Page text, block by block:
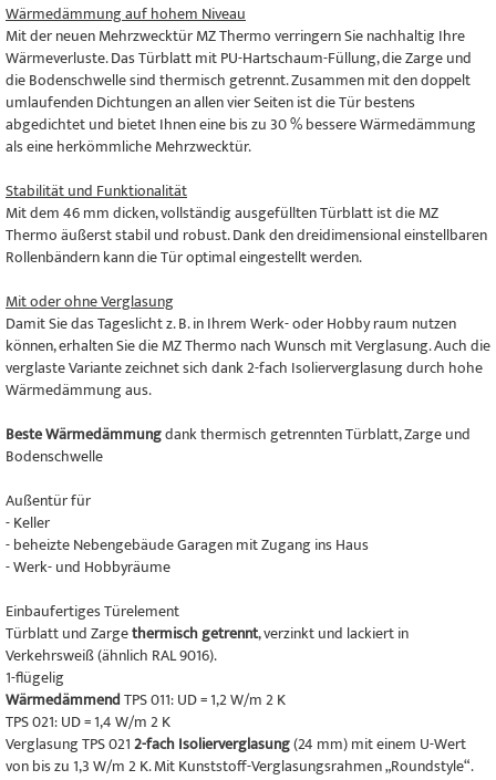
Wärmedämmung auf hohem Niveau
Mit der neuen Mehrzwecktür MZ Thermo verringern Sie nachhaltig Ihre
Wärmeverluste. Das Türblatt mit PU-Hartschaum-Füllung, die Zarge und
die Bodenschwelle sind thermisch getrennt. Zusammen mit den doppelt
umlaufenden Dichtungen an allen vier Seiten ist die Tür bestens
abgedichtet und bietet Ihnen eine bis zu 30 % bessere Wärmedämmung
als eine herkömmliche Mehrzwecktür.
Stabilität und Funktionalität
Mit dem 46 mm dicken, vollständig ausgefüllten Türblatt ist die MZ
Thermo äußerst stabil und robust. Dank den dreidimensional einstellbaren
Rollenbändern kann die Tür optimal eingestellt werden.
Mit oder ohne Verglasung
Damit Sie das Tageslicht z. B. in Ihrem Werk- oder Hobby raum nutzen
können, erhalten Sie die MZ Thermo nach Wunsch mit Verglasung. Auch die
verglaste Variante zeichnet sich dank 2-fach Isolierverglasung durch hohe
Wärmedämmung aus.
Beste Wärmedämmungdank thermisch getrennten Türblatt, Zarge und
Bodenschwelle
Außentür für
- Keller
- beheizte Nebengebäude Garagen mit Zugang ins Haus
- Werk- und Hobbyräume
Einbaufertiges Türelement
Türblatt und Zargethermisch getrennt, verzinkt und lackiert in
Verkehrsweiß (ähnlich RAL 9016).
1-flügelig
WärmedämmendTPS 011: UD = 1,2 W/m 2 K
TPS 021: UD = 1,4 W/m 2 K
Verglasung TPS 0212-fach Isolierverglasung(24 mm) mit einem U-Wert
von bis zu 1,3 W/m 2 K. Mit Kunststoff-Verglasungsrahmen „Roundstyle“.